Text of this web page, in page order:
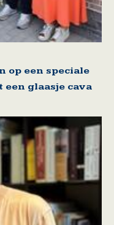
op een speciale
een glaasje cava